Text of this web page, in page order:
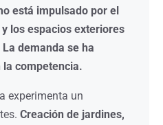
está impulsado por el
los espacios exteriores
demanda se ha
competencia.
experimenta un
Creación de jardines,